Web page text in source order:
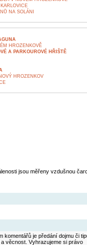
NA SOLÁNI
HROZENKOVĚ
A PARKOUROVÉ HŘIŠTĚ
HROZENKOV
jsou měřeny vzdušnou
komentářů je předání dojmu či
věcnost. Vyhrazujeme si právo